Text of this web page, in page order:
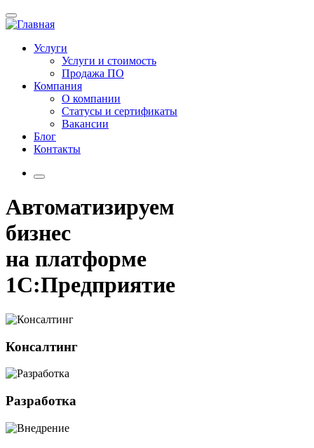
Услуги
Услуги и стоимость
Продажа ПО
Компания
О компании
Статусы и сертификаты
Вакансии
Блог
Контакты
Автоматизируем
бизнес
на платформе
1С:Предприятие
Консалтинг
Разработка